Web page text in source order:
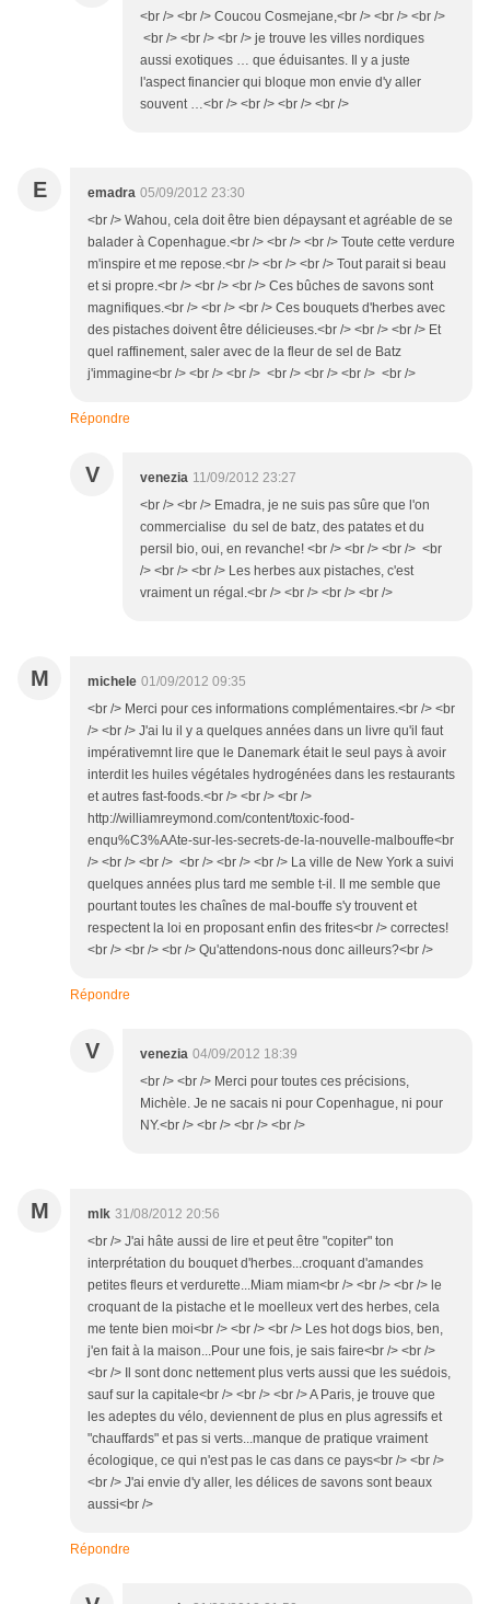
<br /> <br /> Coucou Cosmejane,<br /> <br /> <br />
<br /> <br /> <br /> je trouve les villes nordiques
aussi exotiques … que éduisantes. Il y a juste
l'aspect financier qui bloque mon envie d'y aller
souvent …<br /> <br /> <br /> <br />
E emadra 05/09/2012 23:30
<br /> Wahou, cela doit être bien dépaysant et agréable de se
balader à Copenhague.<br /> <br /> <br /> Toute cette verdure
m'inspire et me repose.<br /> <br /> <br /> Tout parait si beau
et si propre.<br /> <br /> <br /> Ces bûches de savons sont
magnifiques.<br /> <br /> <br /> Ces bouquets d'herbes avec
des pistaches doivent être délicieuses.<br /> <br /> <br /> Et
quel raffinement, saler avec de la fleur de sel de Batz
j'immagine<br /> <br /> <br /> <br /> <br /> <br /> <br />
Répondre
V venezia 11/09/2012 23:27
<br /> <br /> Emadra, je ne suis pas sûre que l'on
commercialise du sel de batz, des patates et du
persil bio, oui, en revanche! <br /> <br /> <br /> <br
/> <br /> <br /> Les herbes aux pistaches, c'est
vraiment un régal.<br /> <br /> <br /> <br />
M michele 01/09/2012 09:35
<br /> Merci pour ces informations complémentaires.<br /> <br
/> <br /> J'ai lu il y a quelques années dans un livre qu'il faut
impérativemnt lire que le Danemark était le seul pays à avoir
interdit les huiles végétales hydrogénées dans les restaurants
et autres fast-foods.<br /> <br /> <br />
http://williamreymond.com/content/toxic-food-
enqu%C3%AAte-sur-les-secrets-de-la-nouvelle-malbouffe<br
/> <br /> <br /> <br /> <br /> <br /> La ville de New York a suivi
quelques années plus tard me semble t-il. Il me semble que
pourtant toutes les chaînes de mal-bouffe s'y trouvent et
respectent la loi en proposant enfin des frites<br /> correctes!
<br /> <br /> <br /> Qu'attendons-nous donc ailleurs?<br />
Répondre
V venezia 04/09/2012 18:39
<br /> <br /> Merci pour toutes ces précisions,
Michèle. Je ne sacais ni pour Copenhague, ni pour
NY.<br /> <br /> <br /> <br />
M mlk 31/08/2012 20:56
<br /> J'ai hâte aussi de lire et peut être "copiter" ton
interprétation du bouquet d'herbes...croquant d'amandes
petites fleurs et verdurette...Miam miam<br /> <br /> <br /> le
croquant de la pistache et le moelleux vert des herbes, cela
me tente bien moi<br /> <br /> <br /> Les hot dogs bios, ben,
j'en fait à la maison...Pour une fois, je sais faire<br /> <br />
<br /> Il sont donc nettement plus verts aussi que les suédois,
sauf sur la capitale<br /> <br /> <br /> A Paris, je trouve que
les adeptes du vélo, deviennent de plus en plus agressifs et
"chauffards" et pas si verts...manque de pratique vraiment
écologique, ce qui n'est pas le cas dans ce pays<br /> <br />
<br /> J'ai envie d'y aller, les délices de savons sont beaux
aussi<br />
Répondre